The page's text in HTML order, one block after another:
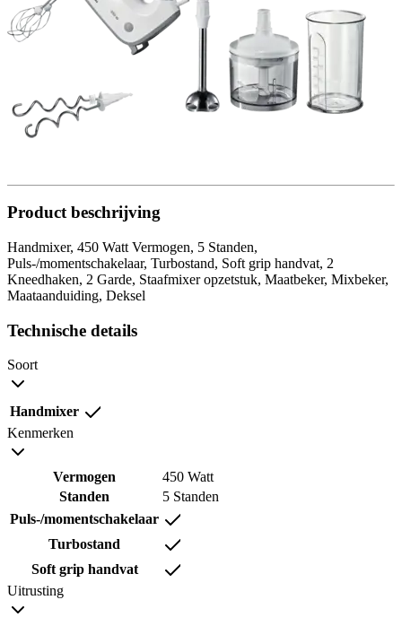
Product beschrijving
Handmixer, 450 Watt Vermogen, 5 Standen,
Puls-/momentschakelaar, Turbostand, Soft grip handvat, 2
Kneedhaken, 2 Garde, Staafmixer opzetstuk, Maatbeker, Mixbeker,
Maataanduiding, Deksel
Technische details
Soort
Handmixer
Kenmerken
Vermogen
450 Watt
Standen
5 Standen
Puls-/momentschakelaar
Turbostand
Soft grip handvat
Uitrusting